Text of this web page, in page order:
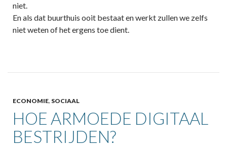
niet.
En als dat buurthuis ooit bestaat en werkt zullen we zelfs
niet weten of het ergens toe dient.
ECONOMIE, SOCIAAL
HOE ARMOEDE DIGITAAL
BESTRIJDEN?